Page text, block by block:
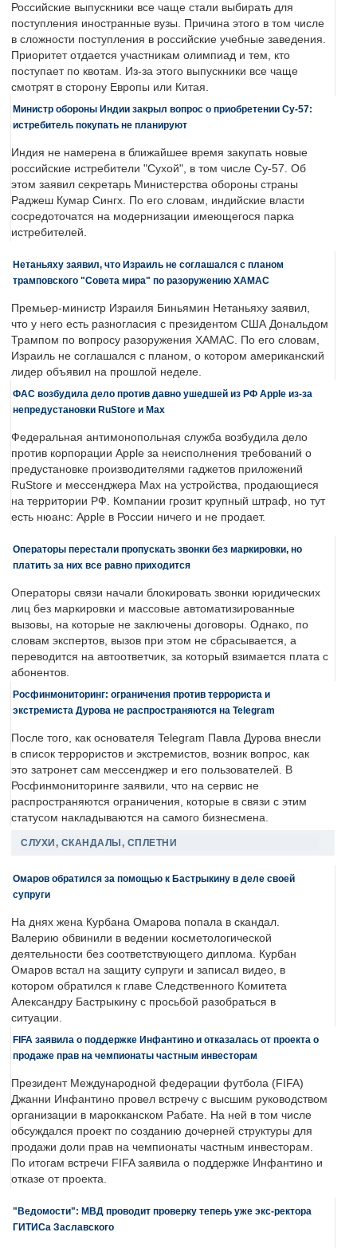
Российские выпускники все чаще стали выбирать для
поступления иностранные вузы. Причина этого в том числе
в сложности поступления в российские учебные заведения.
Приоритет отдается участникам олимпиад и тем, кто
поступает по квотам. Из-за этого выпускники все чаще
смотрят в сторону Европы или Китая.
Министр обороны Индии закрыл вопрос о приобретении Су-57:
истребитель покупать не планируют
Индия не намерена в ближайшее время закупать новые
российские истребители "Сухой", в том числе Су-57. Об
этом заявил секретарь Министерства обороны страны
Раджеш Кумар Сингх. По его словам, индийские власти
сосредоточатся на модернизации имеющегося парка
истребителей.
Нетаньяху заявил, что Израиль не соглашался с планом
трамповского "Совета мира" по разоружению ХАМАС
Премьер-министр Израиля Биньямин Нетаньяху заявил,
что у него есть разногласия с президентом США Дональдом
Трампом по вопросу разоружения ХАМАС. По его словам,
Израиль не соглашался с планом, о котором американский
лидер объявил на прошлой неделе.
ФАС возбудила дело против давно ушедшей из РФ Apple из-за
непредустановки RuStore и Max
Федеральная антимонопольная служба возбудила дело
против корпорации Apple за неисполнения требований о
предустановке производителями гаджетов приложений
RuStore и мессенджера Max на устройства, продающиеся
на территории РФ. Компании грозит крупный штраф, но тут
есть нюанс: Apple в России ничего и не продает.
Операторы перестали пропускать звонки без маркировки, но
платить за них все равно приходится
Операторы связи начали блокировать звонки юридических
лиц без маркировки и массовые автоматизированные
вызовы, на которые не заключены договоры. Однако, по
словам экспертов, вызов при этом не сбрасывается, а
переводится на автоответчик, за который взимается плата с
абонентов.
Росфинмониторинг: ограничения против террориста и
экстремиста Дурова не распространяются на Telegram
После того, как основателя Telegram Павла Дурова внесли
в список террористов и экстремистов, возник вопрос, как
это затронет сам мессенджер и его пользователей. В
Росфинмониторинге заявили, что на сервис не
распространяются ограничения, которые в связи с этим
статусом накладываются на самого бизнесмена.
СЛУХИ, СКАНДАЛЫ, СПЛЕТНИ
Омаров обратился за помощью к Бастрыкину в деле своей
супруги
На днях жена Курбана Омарова попала в скандал.
Валерию обвинили в ведении косметологической
деятельности без соответствующего диплома. Курбан
Омаров встал на защиту супруги и записал видео, в
котором обратился к главе Следственного Комитета
Александру Бастрыкину с просьбой разобраться в
ситуации.
FIFA заявила о поддержке Инфантино и отказалась от проекта о
продаже прав на чемпионаты частным инвесторам
Президент Международной федерации футбола (FIFA)
Джанни Инфантино провел встречу с высшим руководством
организации в марокканском Рабате. На ней в том числе
обсуждался проект по созданию дочерней структуры для
продажи доли прав на чемпионаты частным инвесторам.
По итогам встречи FIFA заявила о поддержке Инфантино и
отказе от проекта.
"Ведомости": МВД проводит проверку теперь уже экс-ректора
ГИТИСа Заславского